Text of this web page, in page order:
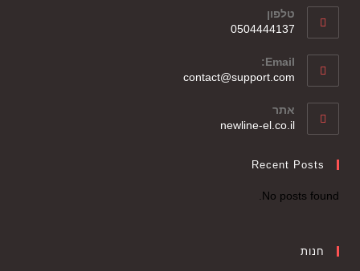
טלפון
0504444137
Email:
contact@support.com
אתר
newline-el.co.il
Recent Posts
No posts found.
חנות